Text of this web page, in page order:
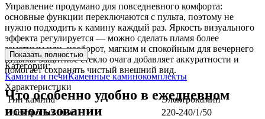
Управление продумано для повседневного комфорта:
основные функции переключаются с пульта, поэтому не
нужно подходить к камину каждый раз. Яркость визуального
эффекта регулируется — можно сделать пламя более
заметным или, наоборот, мягким и спокойным для вечернего
отдыха. Защитное стекло очага добавляет аккуратности и
помогает сохранять чистый внешний вид.
Что особенно удобно в ежедневном
использовании
Показать полностью
Категории:
Камины и печиКаменные каминокомплекты
Характеристики
Тип камина
Электрокамин
Электропитание
220-240/1/50